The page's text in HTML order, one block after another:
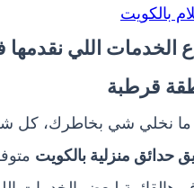
بالكويت
الخدمات اللي
قرطبة
ما نخلي شي بخاطرك،
حدائق منزلية بالكويت